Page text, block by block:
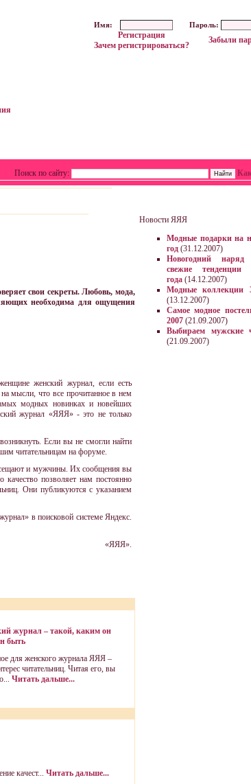
Имя: Пароль:
Регистрация
Зачем регистрироваться?
Забыли
Поиск по сайту:
свои секреты. Любовь, мода,
необходима для ощущения
женский журнал, если есть
мысли, что все прочитанное в нем
модных новинках и новейших
журнал «ЯЯЯ» - это не только
Если вы не смогли найти
читательницам на форуме.
и мужчины. Их сообщения вы
позволяет нам постоянно
Они публикуются с указанием
в поисковой системе Яндекс.
«ЯЯЯ».
журнал – такой, каким он
быть
для женского журнала ЯЯЯ –
читательниц. Читая его, вы
Читать дальше...
качест... Читать дальше...
Новости ЯЯЯ
Модные подарки на
год (31.12.2007)
Новогодний
свежие тенденции
года (14.12.2007)
Модные коллекции
(13.12.2007)
Самое модное
2007 (21.09.2007)
Выбираем мужские
(21.09.2007)